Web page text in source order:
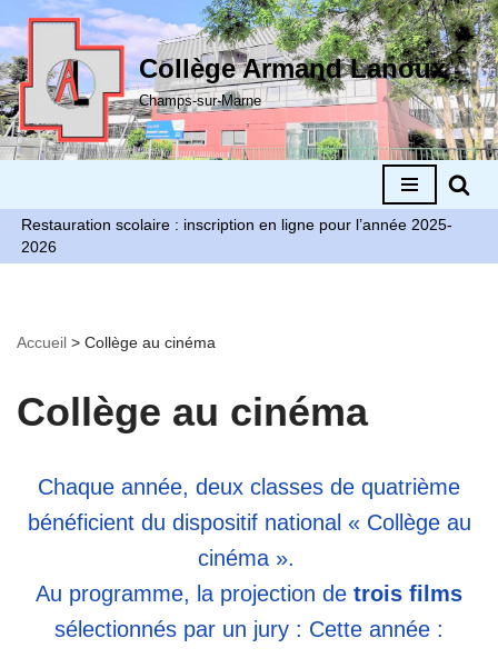
Aller
au
contenu
Collège Armand Lanoux
Champs-sur-Marne
Restauration scolaire : inscription en ligne pour l’année 2025-
2026
Accueil > Collège au cinéma
Collège au cinéma
Chaque année, deux classes de quatrième
bénéficient du dispositif national « Collège au
cinéma ».
Au programme, la projection de trois films
sélectionnés par un jury : Cette année :